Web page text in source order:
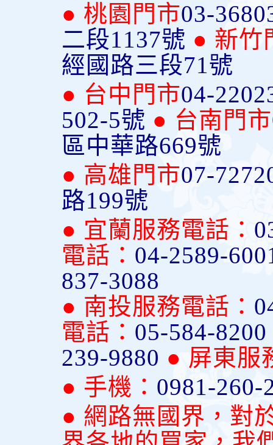
● 桃園門市03-
二段1137號 ● 新竹
經國路三段71號
● 台中門市04-
502-5號 ● 台南門市
區中華路669號
● 高雄門市07-
路199號
● 宜蘭服務電話：
電話： 04-2589-
837-3088
● 南投服務電話：
電話： 05-584-8200
239-9880 ● 屏東服
● 手機： 0981-260-
● 網路無國界，對